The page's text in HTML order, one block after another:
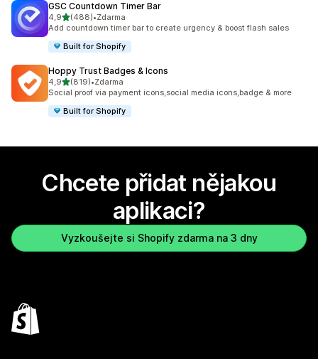
GSC Countdown Timer Bar
4,9z 5 hvězd
(488)
Celkový počet recenzí: 488
•Zdarma
Add countdown timer bar to create urgency & boost flash sales
Built for Shopify
Hoppy Trust Badges & Icons
4,9z 5 hvězd
(819)
Celkový počet recenzí: 819
•Zdarma
Social proof via payment icons,social media icons,badge & more
Built for Shopify
Chcete přidat nějakou
aplikaci?
Vyzkoušejte si Shopify zdarma na 3 dny